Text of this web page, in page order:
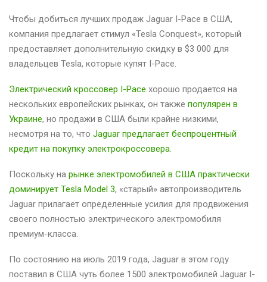
Чтобы добиться лучших продаж Jaguar I-Pace в США,
компания предлагает стимул «Tesla Conquest», который
предоставляет дополнительную скидку в $3 000 для
владельцев Tesla, которые купят I-Pace.
Электрический кроссовер I-Pace хорошо продается на
нескольких европейских рынках, он также популярен в
Украине, но продажи в США были крайне низкими,
несмотря на то, что Jaguar предлагает беспроцентный
кредит на покупку электрокроссовера.
Поскольку на рынке электромобилей в США практически
доминирует Tesla Model 3, «старый» автопроизводитель
Jaguar прилагает определенные усилия для продвижения
своего полностью электрического электромобиля
премиум-класса.
По состоянию на июль 2019 года, Jaguar в этом году
поставил в США чуть более 1500 электромобилей Jaguar I-